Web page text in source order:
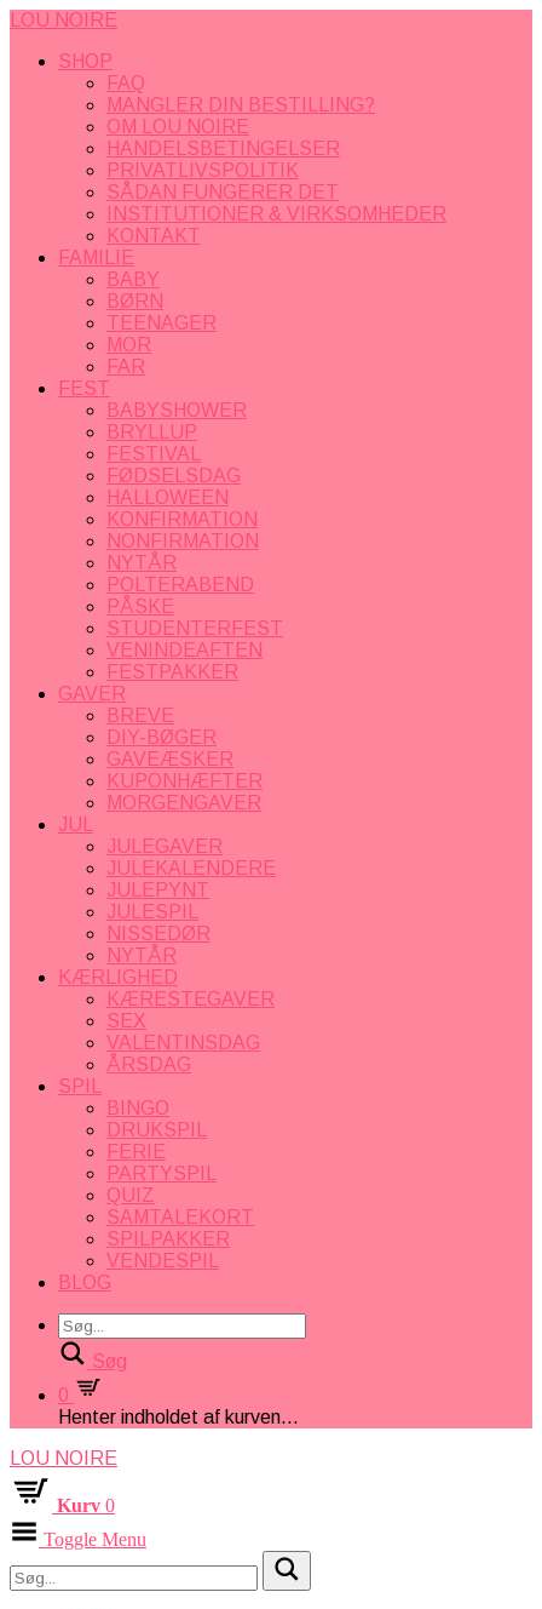
LOU NOIRE
SHOP
FAQ
MANGLER DIN BESTILLING?
OM LOU NOIRE
HANDELSBETINGELSER
PRIVATLIVSPOLITIK
SÅDAN FUNGERER DET
INSTITUTIONER & VIRKSOMHEDER
KONTAKT
FAMILIE
BABY
BØRN
TEENAGER
MOR
FAR
FEST
BABYSHOWER
BRYLLUP
FESTIVAL
FØDSELSDAG
HALLOWEEN
KONFIRMATION
NONFIRMATION
NYTÅR
POLTERABEND
PÅSKE
STUDENTERFEST
VENINDEAFTEN
FESTPAKKER
GAVER
BREVE
DIY-BØGER
GAVEÆSKER
KUPONHÆFTER
MORGENGAVER
JUL
JULEGAVER
JULEKALENDERE
JULEPYNT
JULESPIL
NISSEDØR
NYTÅR
KÆRLIGHED
KÆRESTEGAVER
SEX
VALENTINSDAG
ÅRSDAG
SPIL
BINGO
DRUKSPIL
FERIE
PARTYSPIL
QUIZ
SAMTALEKORT
SPILPAKKER
VENDESPIL
BLOG
Søg
0
Henter indholdet af kurven...
LOU NOIRE
Kurv 0
Toggle Menu